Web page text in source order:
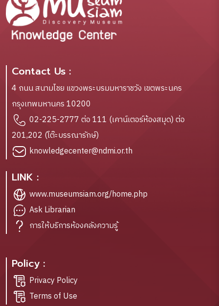
Contact Us :
4 ถนน สนามไชย แขวงพระบรมมหาราชวัง เขตพระนคร
กรุงเทพมหานคร 10200
02-225-2777 ต่อ 111 (เคาน์เตอร์ห้องสมุด) ต่อ
201,202 (โต๊ะบรรณารักษ์)
knowledgecenter@ndmi.or.th
LINK :
www.museumsiam.org/home.php
Ask Librarian
การให้บริการห้องคลังความรู้
Policy :
Privacy Policy
Terms of Use